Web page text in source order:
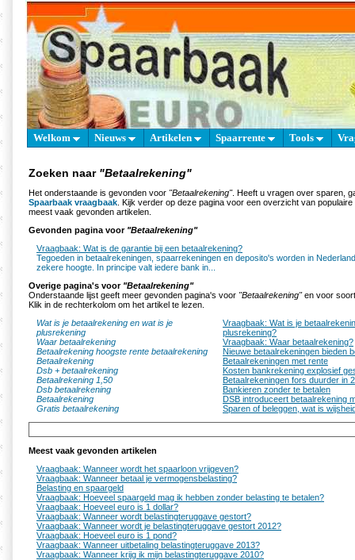
Welkom Nieuws Artikelen Spaarrente Tools
Zoeken naar "Betaalrekening"
Het onderstaande is gevonden voor "Betaalrekening". Heeft u vragen over sparen,
Spaarbaak vraagbaak . Kijk verder op deze pagina voor een overzicht van
meest vaak gevonden artikelen.
Gevonden pagina voor "Betaalrekening"
Vraagbaak: Wat is de garantie bij een betaalrekening?
Tegoeden in betaalrekeningen, spaarrekeningen en deposito's worden in
zekere hoogte. In principe valt iedere bank in...
Overige pagina's voor "Betaalrekening"
Onderstaande lijst geeft meer gevonden pagina's voor "Betaalrekening"en voor
Klik in de rechterkolom om het artikel te lezen.
Wat is je betaalrekening en wat is je
plusrekening
Vraagbaak: Wat is je
plusrekening?
Waar betaalrekening
Vraagbaak: Waar betaalrekening?
Betaalrekening hoogste rente betaalrekening
Nieuwe betaalrekeningen bieden
Betaalrekening
Betaalrekeningen met rente
Dsb + betaalrekening
Kosten bankrekening explosief
Betaalrekening 1,50
Betaalrekeningen fors duurder in
Dsb betaalrekening
Bankieren zonder te betalen
Betaalrekening
DSB introduceert betaalrekening
Gratis betaalrekening
Sparen of beleggen, wat is
Meest vaak gevonden artikelen
Vraagbaak: Wanneer wordt het spaarloon vrijgeven?
Vraagbaak: Wanneer betaal je vermogensbelasting?
Belasting en spaargeld
Vraagbaak: Hoeveel spaargeld mag ik hebben zonder belasting te betalen?
Vraagbaak: Hoeveel euro is 1 dollar?
Vraagbaak: Wanneer wordt belastingteruggave gestort?
Vraagbaak: Wanneer wordt je belastingteruggave gestort 2012?
Vraagbaak: Hoeveel euro is 1 pond?
Vraagbaak: Wanneer uitbetaling belastingteruggave 2013?
Vraagbaak: Wanneer krijg ik mijn belastingteruggave 2010?